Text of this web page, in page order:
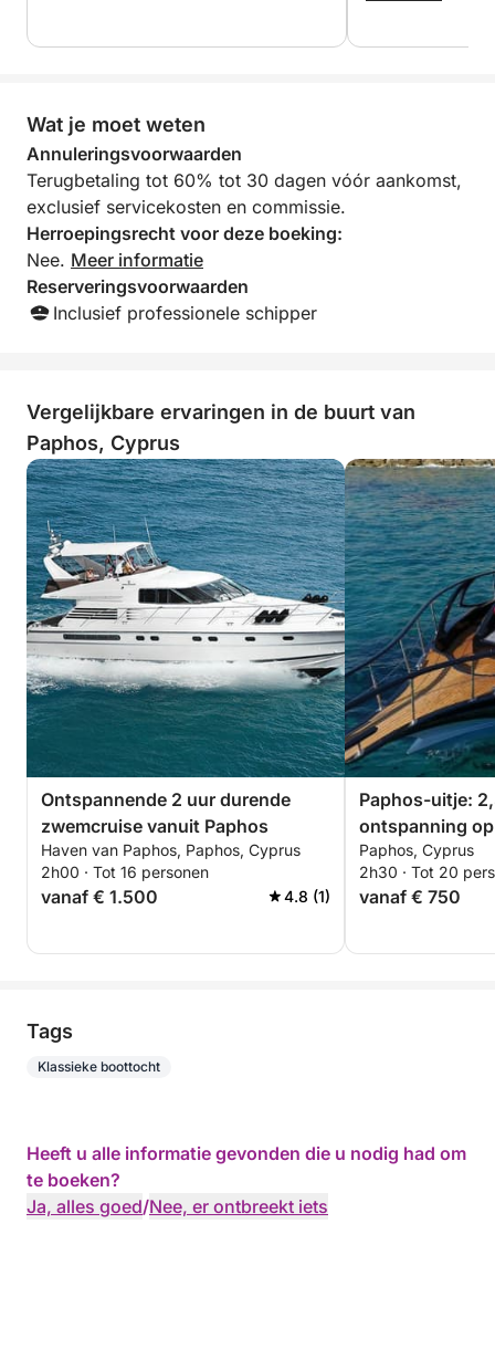
Boothuur €1500
Inclusief lunch: €10 extra per persoon
Voor onbeperkt lokale drankjes: €15 extra per
persoon.
Menu:
– Barbecuekip, gepofte aardappelen, rijst met
Wat je moet weten
Annuleringsvoorwaarden
Terugbetaling tot 60% tot 30 dagen vóór aankomst,
exclusief servicekosten en commissie.
Herroepingsrecht voor deze boeking:
Nee. Meer informatie
Reserveringsvoorwaarden
Inclusief professionele schipper
Vergelijkbare ervaringen in de buurt van
Paphos, Cyprus
Ontspannende 2 uur durende
zwemcruise vanuit Paphos
Haven van Paphos, Paphos, Cyprus
2h00 · Tot 16 personen
vanaf € 1.500 4.8 (1)
Paphos-uitje:
ontspanning
Paphos, Cyprus
2h30 · Tot 20
vanaf € 750
Tags
Klassieke boottocht
Heeft u alle informatie gevonden die u nodig had om
te boeken?
Ja, alles goed/Nee, er ontbreekt iets